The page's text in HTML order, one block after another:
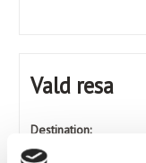
Vald resa
Destination:
MåBra-resa till